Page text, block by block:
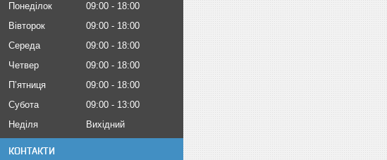
Понеділок 09:00
18:00
Вівторок
09:00
18:00
Середа
09:00
18:00
Четвер
09:00
18:00
Пʼятниця
09:00
18:00
Субота
09:00
13:00
Неділя
Вихідний
КОНТАКТИ